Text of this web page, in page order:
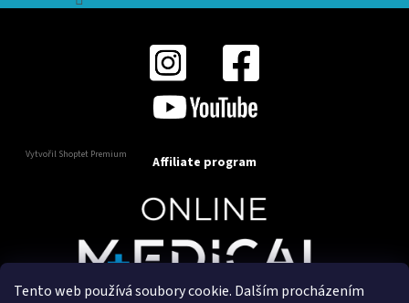
Tento web používá soubory cookie. Dalším procházením
Vytvořil Shoptet Premium Affiliate program